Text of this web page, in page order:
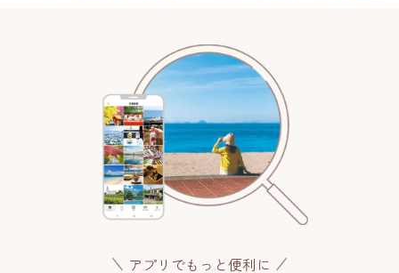
アプリでもっと便利に